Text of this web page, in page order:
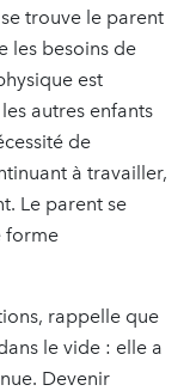
trouve le parent
les besoins de
est
autres enfants
de
à travailler,
Le parent se
forme
rappelle que
le vide : elle a
Devenir